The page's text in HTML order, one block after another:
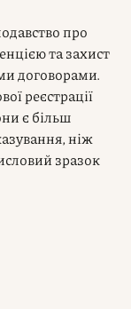
про
та захист
договорами.
реєстрації
є більш
ніж
зразок